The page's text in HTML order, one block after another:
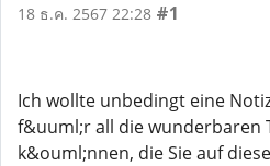
18 ธ.ค. 2567 22:28 #1
Ich wollte unbedingt eine
f&uuml;r all die wunderbaren
k&ouml;nnen, die Sie auf